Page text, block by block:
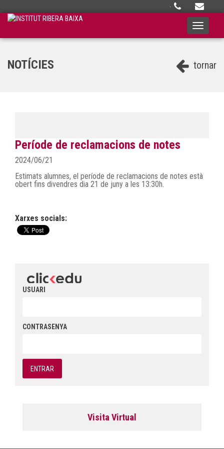
·
Toggle
tornar
NOTÍCIES
Període de reclamacions de notes
2024/06/21
Estimats alumnes, el període de reclamacions de notes està
obert fins divendres dia 21 de juny a les 13:30h.
Xarxes socials:
USUARI
CONTRASENYA
Visita Virtual